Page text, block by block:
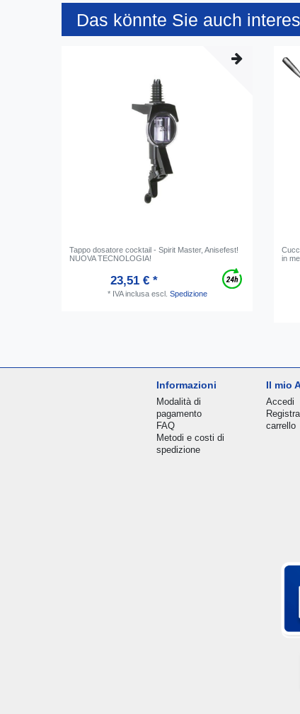
Das könnte Sie auch
Tappo dosatore cocktail - Spirit Master, Anisefest!
NUOVA TECNOLOGIA!
23,51 € *
* IVA inclusaescl. Spedizione
in
Informazioni
Modalità di
pagamento
FAQ
Metodi e costi di
spedizione
Il mio
Accedi
carrello